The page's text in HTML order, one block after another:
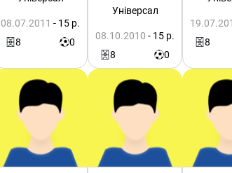
08.07.2011 - 15 р.
8
0
Універсал
08.10.2010 - 15 р.
8
0
8